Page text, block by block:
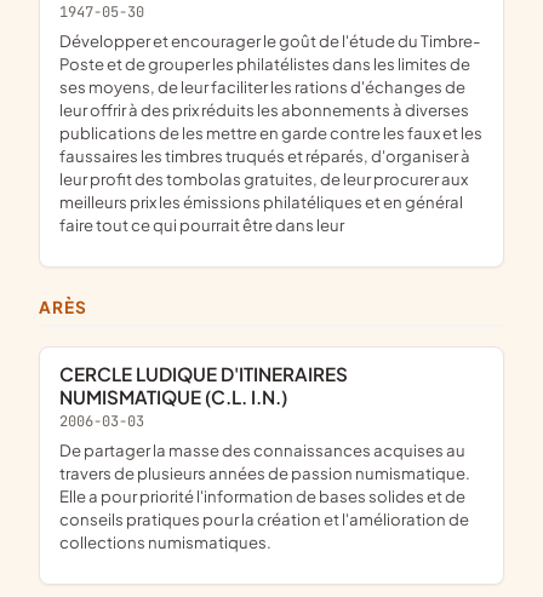
1947-05-30
Développer et encourager le goût de l'étude du Timbre-
Poste et de grouper les philatélistes dans les limites de
ses moyens, de leur faciliter les rations d'échanges de
leur offrir à des prix réduits les abonnements à diverses
publications de les mettre en garde contre les faux et les
faussaires les timbres truqués et réparés, d'organiser à
leur profit des tombolas gratuites, de leur procurer aux
meilleurs prix les émissions philatéliques et en général
faire tout ce qui pourrait être dans leur
ARÈS
CERCLE LUDIQUE D'ITINERAIRES
NUMISMATIQUE (C.L. I.N.)
2006-03-03
de partager la masse des connaissances acquises au
travers de plusieurs années de passion numismatique.
Elle a pour priorité l'information de bases solides et de
conseils pratiques pour la création et l'amélioration de
collections numismatiques.